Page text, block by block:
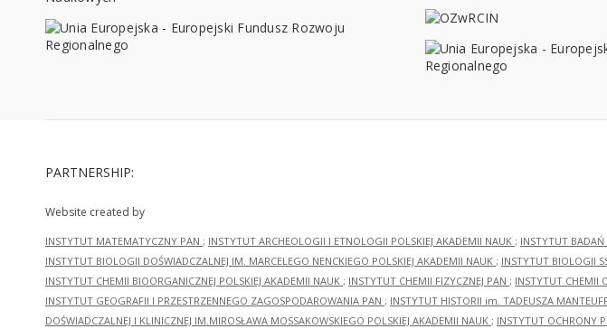
PARTNERSHIP:
Website created by
INSTYTUT MATEMATYCZNY PAN ; INSTYTUT ARCHEOLOGII I ETNOLOGII POLSKIEJ AKADEMII NAUK ; INSTYTUT BADAŃ
INSTYTUT BIOLOGII DOŚWIADCZALNEJ IM. MARCELEGO NENCKIEGO POLSKIEJ AKADEMII NAUK ; INSTYTUT BIOLOGII
INSTYTUT CHEMII BIOORGANICZNEJ POLSKIEJ AKADEMII NAUK ; INSTYTUT CHEMII FIZYCZNEJ PAN ; INSTYTUT CHEMII
INSTYTUT GEOGRAFII I PRZESTRZENNEGO ZAGOSPODAROWANIA PAN ; INSTYTUT HISTORII im. TADEUSZA
DOŚWIADCZALNEJ I KLINICZNEJ IM.MIROSŁAWA MOSSAKOWSKIEGO POLSKIEJ AKADEMII NAUK ; INSTYTUT OCHRONY